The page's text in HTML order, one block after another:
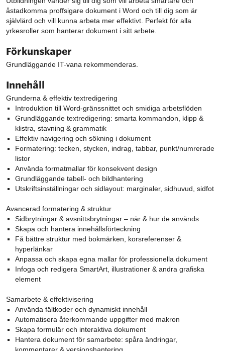
åstadkomma proffsigare dokument i Word och till dig som är
självlärd och vill kunna arbeta mer effektivt. Perfekt för alla
yrkesroller som hanterar dokument i sitt arbete.
Förkunskaper
Grundläggande IT-vana rekommenderas.
Innehåll
Grunderna & effektiv textredigering
Introduktion till Word-gränssnittet och smidiga arbetsflöden
Grundläggande textredigering: smarta kommandon, klipp &
klistra, stavning & grammatik
Effektiv navigering och sökning i dokument
Formatering: tecken, stycken, indrag, tabbar, punkt/numrerade
listor
Använda formatmallar för konsekvent design
Grundläggande tabell- och bildhantering
Utskriftsinställningar och sidlayout: marginaler, sidhuvud, sidfot
Avancerad formatering & struktur
Sidbrytningar & avsnittsbrytningar – när & hur de används
Skapa och hantera innehållsförteckning
Få bättre struktur med bokmärken, korsreferenser &
hyperlänkar
Anpassa och skapa egna mallar för professionella dokument
Infoga och redigera SmartArt, illustrationer & andra grafiska
element
Samarbete & effektivisering
Använda fältkoder och dynamiskt innehåll
Automatisera återkommande uppgifter med makron
Skapa formulär och interaktiva dokument
Hantera dokument för samarbete: spåra ändringar,